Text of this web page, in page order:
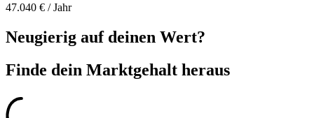
47.040 € /Jahr
Neugierig auf deinen Wert?
Finde dein Marktgehalt heraus